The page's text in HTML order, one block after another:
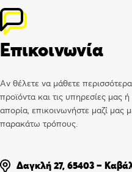
Επικοινωνία
Αν θέλετε να μάθετε
προϊόντα και τις υπηρεσίες μας
απορία, επικοινωνήστε μαζί μας
παρακάτω τρόπους.
Δαγκλή 27, 65403 –